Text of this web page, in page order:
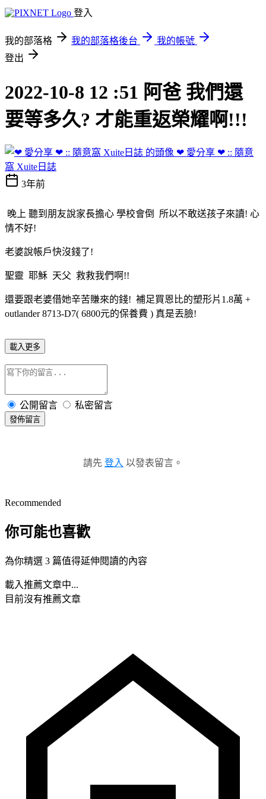
登入
我的部落格 我的部落格後台
我的帳號
登出
2022-10-8 12 :51 阿爸 我們還
要等多久? 才能重返榮耀啊!!!
❤ 愛分享 ❤ :: 隨意
窩 Xuite日誌
3年前
晚上 聽到朋友說家長擔心 學校會倒 所以不敢送孩子來讀! 心
情不好!
老婆說帳戶快沒錢了!
聖靈 耶穌 天父 救救我們啊!!
還要跟老婆借她辛苦賺來的錢! 補足買恩比的塑形片1.8萬 +
outlander 8713-D7( 6800元的保養費 ) 真是丟臉!
載入更多
公開留言 私密留言
發佈留言
請先 登入 以發表留言。
Recommended
你可能也喜歡
為你精選 3 篇值得延伸閱讀的內容
載入推薦文章中...
目前沒有推薦文章